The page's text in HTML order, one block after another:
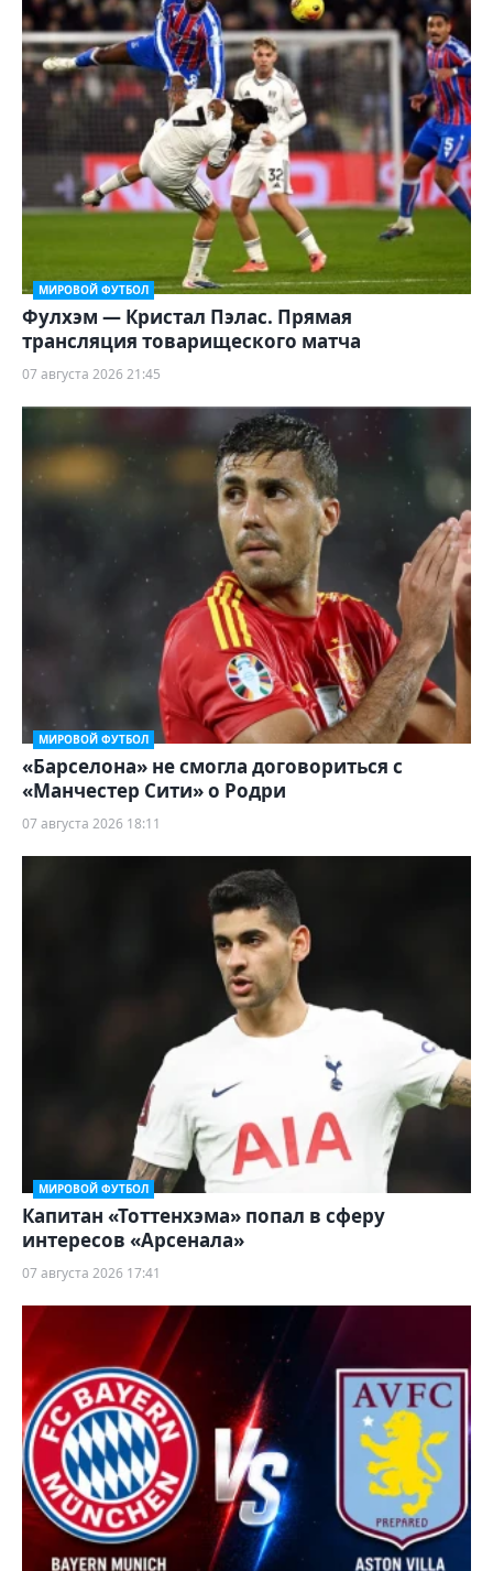
МИРОВОЙ ФУТБОЛ
Фулхэм — Кристал Пэлас. Прямая
трансляция товарищеского матча
07 августа 2026 21:45
МИРОВОЙ ФУТБОЛ
«Барселона» не смогла договориться с
«Манчестер Сити» о Родри
07 августа 2026 18:11
МИРОВОЙ ФУТБОЛ
Капитан «Тоттенхэма» попал в сферу
интересов «Арсенала»
07 августа 2026 17:41